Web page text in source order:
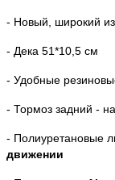
- Новый, широкий
- Дека 51*10,5 см
- Удобные
- Тормоз задний -
- Полиуретановые
движении